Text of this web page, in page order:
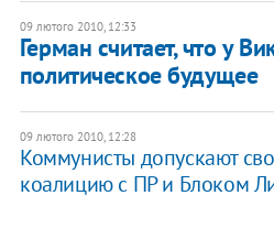
09 лютого 2010, 12:33
Герман считает, что у
политическое будущее
09 лютого 2010, 12:28
Коммунисты допускают
коалицию с ПР и Блоком